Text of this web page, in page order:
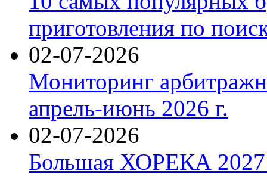
приготовления по
02-07-2026
Мониторинг
апрель-июнь 2026 г.
02-07-2026
Большая ХОРЕКА 2027: